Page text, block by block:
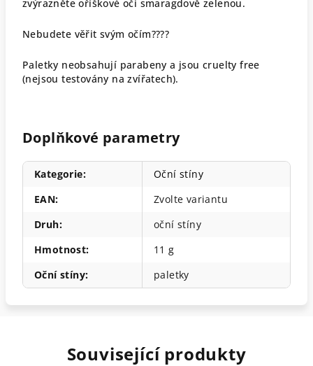
zvýrazněte oříškové oči smaragdově zelenou.
Nebudete věřit svým očím????
Paletky neobsahují parabeny a jsou cruelty free
(nejsou testovány na zvířatech).
Doplňkové parametry
Kategorie:
Oční stíny
EAN:
Zvolte variantu
Druh:
oční stíny
Hmotnost:
11 g
Oční stíny: paletky
Související produkty